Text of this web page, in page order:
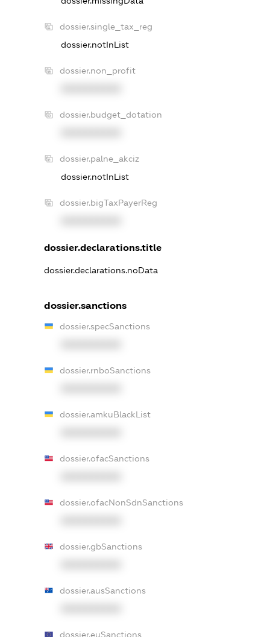
dossier.single_tax_reg
dossier.notInList
dossier.non_profit
dossier.budget_dotation
dossier.palne_akciz
dossier.notInList
dossier.bigTaxPayerReg
dossier.declarations.title
dossier.declarations.noData
dossier.sanctions
dossier.specSanctions
dossier.rnboSanctions
dossier.amkuBlackList
dossier.ofacSanctions
dossier.ofacNonSdnSanctions
dossier.gbSanctions
dossier.ausSanctions
dossier.euSanctions